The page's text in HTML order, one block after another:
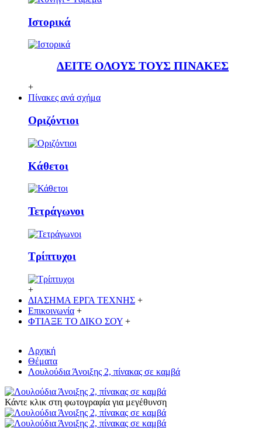
Ιστορικά
ΔΕΙΤΕ ΟΛΟΥΣ ΤΟΥΣ ΠΙΝΑΚΕΣ
+
Πίνακες ανά σχήμα
Οριζόντιοι
Κάθετoι
Τετράγωνοι
Τρίπτυχοι
+
ΔΙΑΣΗΜΑ ΕΡΓΑ ΤΕΧΝΗΣ +
Επικοινωνία +
ΦΤΙΑΞΕ ΤΟ ΔΙΚO ΣΟΥ +
Αρχική
Θέματα
Λουλούδια Άνοιξης 2, πίνακας σε καμβά
Κάντε κλικ στη φωτογραφία για μεγέθυνση